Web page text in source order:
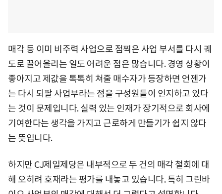
매각 등 이미 비주력 사업으로 점찍은 사업 부서를 다시 궤
도로 끌어올리는 일도 어려운 점은 많습니다. 경영 상황이
좋아지고 제값을 톡톡히 쳐줄 매수자가 등장하면 언젠가
는 다시 되팔 사업부라는 점을 구성원들이 인지하고 있다
는 것이 문제입니다. 실력 있는 인재가 장기적으로 회사에
기여한다는 생각을 가지고 근로하게 만들기가 쉽지 않다
는 뜻입니다.
하지만 CJ제일제당은 내부적으로 두 건의 매각 철회에 대
해 오히려 호재라는 평가를 내놓고 있습니다. 특히 그린바